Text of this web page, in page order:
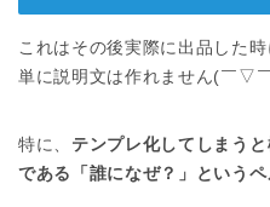
これはその後実際に出品した
単に説明文は作れません(￣▽
特に、 テンプレ化してしまう
である「誰になぜ？」という